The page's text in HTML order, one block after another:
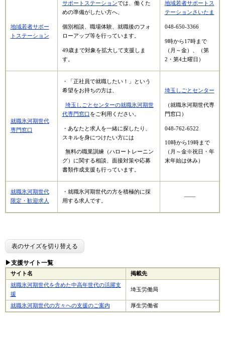
地域若者サポー
トステーション
サポートステーションでは、働くた
めの準備がしたい方へ、
個別相談、職場体験、就職後のフォ
ローアップ等を行っています。
49歳まで対象を拡大して支援しま
す。
地域若者サポートス
テーションさいたま
048-650-3366
9時から17時まで
（月～金）、（第
2・第4土曜日）
就職氷河期世代
専門窓口
・「正社員で就職したい！」という
希望をお持ちの方は、
埼玉しごとセンターの就職氷河期世
代専門窓口 をご利用ください。
・あなたと求人を一緒に探したり、
スキルを身につけたい方には
無料の職業訓練（ハロートレーニン
グ）に関する相談、面接対策や応募
書類作成支援も行っています。
埼玉しごとセンター
（就職氷河期世代専
門窓口）
048-762-6522
10時から19時まで
（月～金※祝日・年
末年始は休み）
就職氷河期世代
限定・歓迎求人
・就職氷河期世代の方を積極的に採
用する求人です。
――
表のサイズを切り替える
▶支援サイト一覧
サイト名 掲載先
就職氷河期世代を含めた中高年世代の活躍支
援
埼玉労働局
就職氷河期世代の方々への支援のご案内 厚生労働省